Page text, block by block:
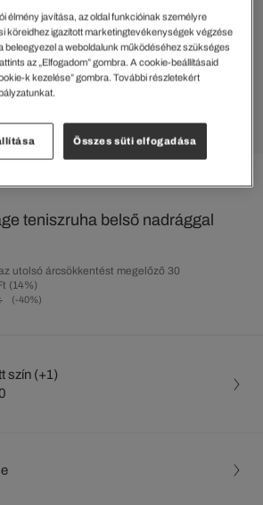
teniszruha belső nadrággal
(-40%)
utolsó árcsökkentést megelőző 30
(14%)
szín (+1)
élmény javítása, az oldal funkcióinak személyre
köreidhez igazított marketingtevékenységek végzése
beleegyezel a weboldalunk működéséhez szükséges
az „Elfogadom” gombra. A cookie-beállításaid
k kezelése” gombra. További részletekért
Összes süti elfogadása